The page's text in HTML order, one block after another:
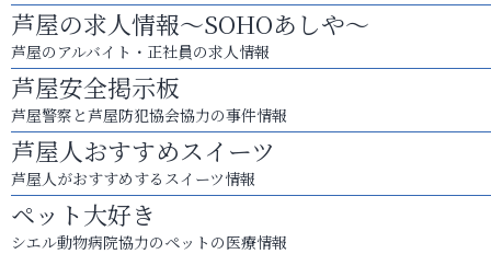
芦屋の求人情報～SOHOあしや～
芦屋のアルバイト・正社員の求人情報
芦屋安全掲示板
芦屋警察と芦屋防犯協会協力の事件情報
芦屋人おすすめスイーツ
芦屋人がおすすめするスイーツ情報
ペット大好き
シエル動物病院協力のペットの医療情報